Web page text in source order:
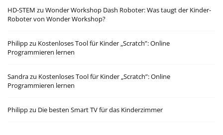
HD-STEM zu Wonder Workshop Dash Roboter: Was taugt der Kinder-
Roboter von Wonder Workshop?
Philippzu Kostenloses Tool für Kinder „Scratch”: Online
Programmieren lernen
Sandrazu Kostenloses Tool für Kinder „Scratch”: Online
Programmieren lernen
Philippzu Die besten Smart TV für das Kinderzimmer